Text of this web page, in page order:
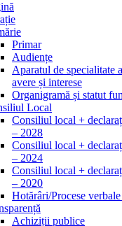
Primar
Audiențe
Aparatul de specialitate
avere și interese
Organigramă și statut
Local
Consiliul local +
– 2028
Consiliul local +
– 2024
Consiliul local +
– 2020
Hotărâri/Procese
Achiziții publice